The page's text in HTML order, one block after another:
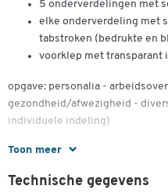
Toon meer
5 onderverdelingen met
elke onderverdeling met
tabstroken (bedrukte en
voorklep met transparant
opgave: personalia -
gezondheid/afwezigheid -
individuele indeling)
achterkant van blauw
met verschuifbare ruiters
Technische gegevens